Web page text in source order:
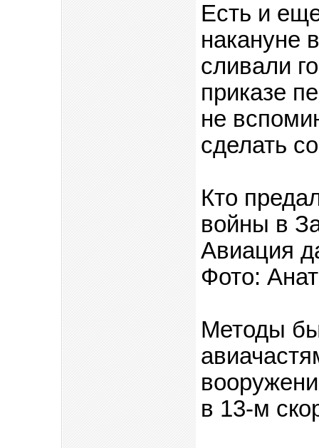
Есть и
накануне
сливали
приказе
не
сделать
Кто
войны в
Авиация
Фото:
Методы
в 13-м